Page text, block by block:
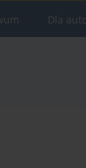
Dla